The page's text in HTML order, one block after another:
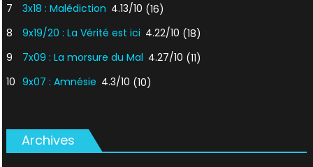
7
3x18 : Malédiction 4.13/10 (16)
8
9x19/20 : La Vérité est ici 4.22/10 (18)
9
7x09 : La morsure du Mal 4.27/10 (11)
10 9x07 : Amnésie 4.3/10 (10)
Archives